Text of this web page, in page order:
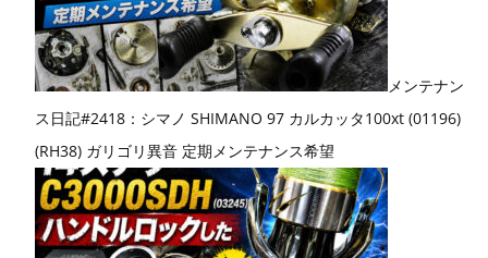
メンテナン
ス日記#2418：シマノ SHIMANO 97 カルカッタ100xt (01196)
(RH38) ガリゴリ異音 定期メンテナンス希望